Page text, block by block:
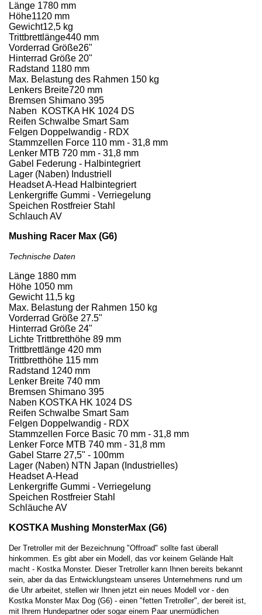
Länge 1780 mm
Höhe1120 mm
Gewicht12,5 kg
Trittbrettlänge440 mm
Vorderrad Größe26"
Hinterrad Größe 20"
Radstand 1180 mm
Max. Belastung des Rahmen 150 kg
Lenkers Breite720 mm
Bremsen Shimano 395
Naben KOSTKA HK 1024 DS
Reifen Schwalbe Smart Sam
Felgen Doppelwandig - RDX
Stammzellen Force 110 mm - 31,8 mm
Lenker MTB 720 mm - 31,8 mm
Gabel Federung - Halbintegriert
Lager (Naben) Industriell
Headset A-Head Halbintegriert
Lenkergriffe Gummi - Verriegelung
Speichen Rostfreier Stahl
Schlauch AV
Mushing Racer Max (G6)
Technische Daten
Länge 1880 mm
Höhe 1050 mm
Gewicht 11,5 kg
Max. Belastung der Rahmen 150 kg
Vorderrad Größe 27.5"
Hinterrad Größe 24"
Lichte Trittbretthöhe 89 mm
Trittbrettlänge 420 mm
Trittbretthöhe 115 mm
Radstand 1240 mm
Lenker Breite 740 mm
Bremsen Shimano 395
Naben KOSTKA HK 1024 DS
Reifen Schwalbe Smart Sam
Felgen Doppelwandig - RDX
Stammzellen Force Basic 70 mm - 31,8 mm
Lenker Force MTB 740 mm - 31,8 mm
Gabel Starre 27,5" - 100mm
Lager (Naben) NTN Japan (Industrielles)
Headset A-Head
Lenkergriffe Gummi - Verriegelung
Speichen Rostfreier Stahl
Schläuche AV
KOSTKA Mushing MonsterMax (G6)
Der Tretroller mit der Bezeichnung "Offroad" sollte fast überall
hinkommen. Es gibt aber ein Modell, das vor keinem Gelände Halt
macht - Kostka Monster. Dieser Tretroller kann Ihnen bereits bekannt
sein, aber da das Entwicklungsteam unseres Unternehmens rund um
die Uhr arbeitet, stellen wir Ihnen jetzt ein neues Modell vor - den
Kostka Monster Max Dog (G6) - einen "fetten Tretroller", der bereit ist,
mit Ihrem Hundepartner oder sogar einem Paar unermüdlichen